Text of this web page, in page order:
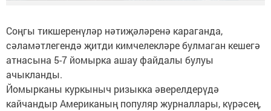
Соңгы тикшеренүләр нәтиҗәләренә караганда,
сәламәтлегендә җитди кимчелекләре булмаган кешегә
атнасына 5-7 йомырка ашау файдалы булуы
ачыкланды.
Йомырканы куркыныч ризыкка әверелдерүдә
кайчандыр Американың популяр журналлары, күрәсең,